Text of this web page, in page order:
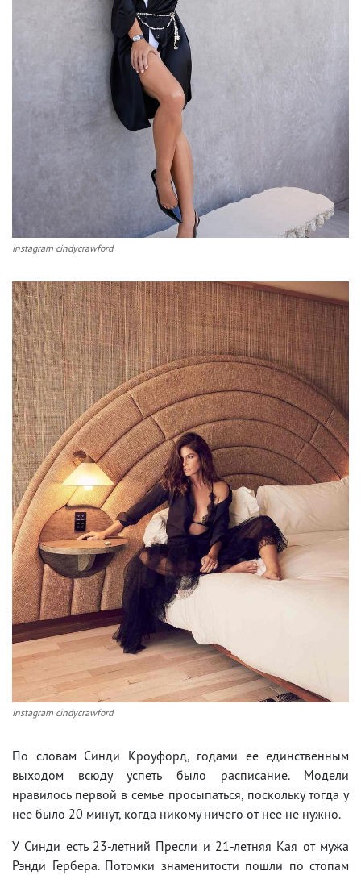
instagram cindycrawford
instagram cindycrawford
По словам Синди Кроуфорд, годами ее единственным
выходом всюду успеть было расписание. Модели
нравилось первой в семье просыпаться, поскольку тогда у
нее было 20 минут, когда никому ничего от нее не нужно.
У Синди есть 23-летний Пресли и 21-летняя Кая от мужа
Рэнди Гербера. Потомки знаменитости пошли по стопам